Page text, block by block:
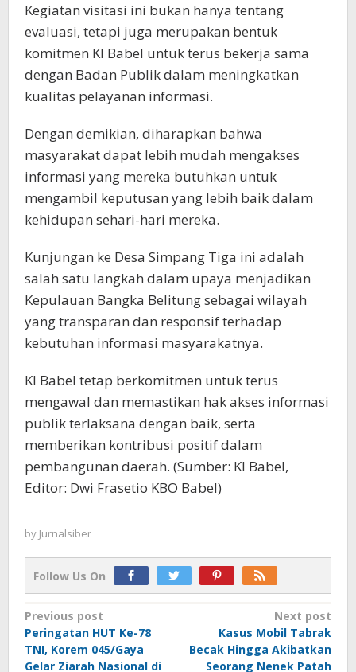
Kegiatan visitasi ini bukan hanya tentang
evaluasi, tetapi juga merupakan bentuk
komitmen KI Babel untuk terus bekerja sama
dengan Badan Publik dalam meningkatkan
kualitas pelayanan informasi.
Dengan demikian, diharapkan bahwa
masyarakat dapat lebih mudah mengakses
informasi yang mereka butuhkan untuk
mengambil keputusan yang lebih baik dalam
kehidupan sehari-hari mereka.
Kunjungan ke Desa Simpang Tiga ini adalah
salah satu langkah dalam upaya menjadikan
Kepulauan Bangka Belitung sebagai wilayah
yang transparan dan responsif terhadap
kebutuhan informasi masyarakatnya.
KI Babel tetap berkomitmen untuk terus
mengawal dan memastikan hak akses informasi
publik terlaksana dengan baik, serta
memberikan kontribusi positif dalam
pembangunan daerah. (Sumber: KI Babel,
Editor: Dwi Frasetio KBO Babel)
by Jurnalsiber
Follow Us On
Post
navigation
Previous post
Peringatan HUT Ke-78
TNI, Korem 045/Gaya
Gelar Ziarah Nasional di
Next post
Kasus Mobil Tabrak
Becak Hingga Akibatkan
Seorang Nenek Patah